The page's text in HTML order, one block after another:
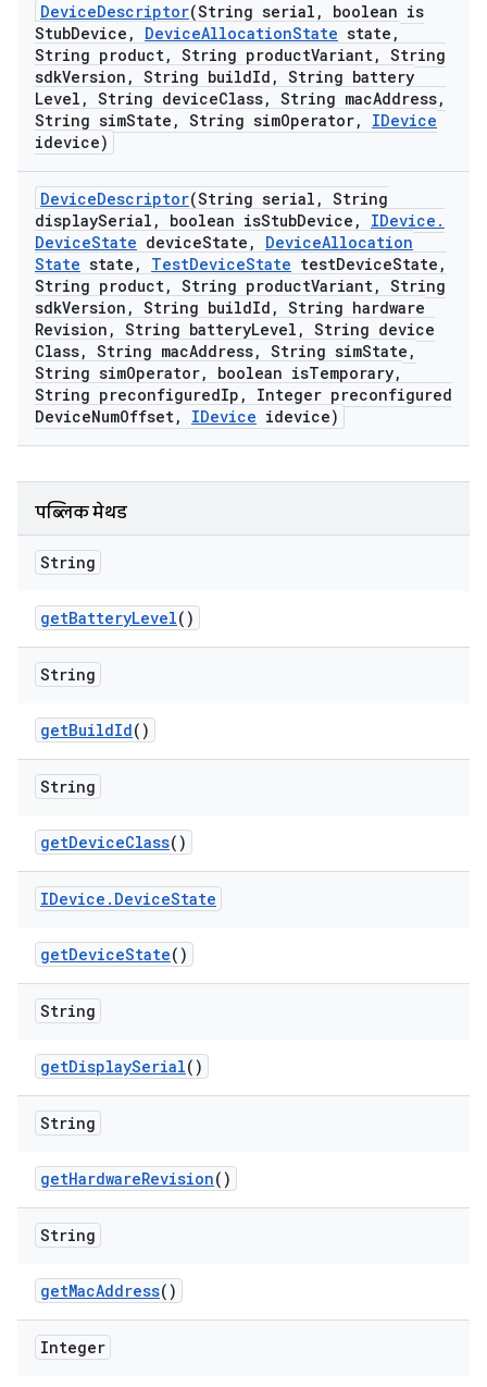
DeviceDescriptor(String serial ,
boolean is
StubDevice , DeviceAllocationState state ,
String product, String productVariant, String
sdkVersion , String buildId , String battery
Level , String deviceClass, String macAddress,
String simState , String simOperator,
IDevice
idevice)
DeviceDescriptor(String serial , String
displaySerial , boolean isStubDevice , IDevice .
DeviceState deviceState , DeviceAllocation
State state , TestDeviceState testDeviceState ,
String product, String productVariant, String
sdkVersion , String buildId , String hardware
Revision , String batteryLevel , String device
Class, String macAddress, String simState ,
String simOperator, boolean isTemporary,
String preconfiguredIp ,
Integer preconfigured
DeviceNumOffset, IDevice idevice)
पब्लिक मेथड
String
getBatteryLevel()
String
getBuildId()
String
getDeviceClass()
IDevice . DeviceState
getDeviceState()
String
getDisplaySerial()
String
getHardwareRevision()
String
getMacAddress()
Integer